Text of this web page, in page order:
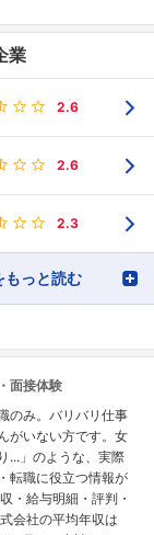
業
2.6
2.6
2.3
もっと読む
面接体験
のみ。バリバリ仕事
がいない方です。女
...」のような、実際
転職に役立つ情報が
・給与明細・評判・
会社の平均年収は